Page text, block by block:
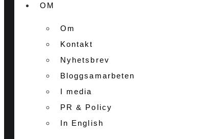
OM
Om
Kontakt
Nyhetsbrev
Bloggsamarbeten
I media
PR & Policy
In English